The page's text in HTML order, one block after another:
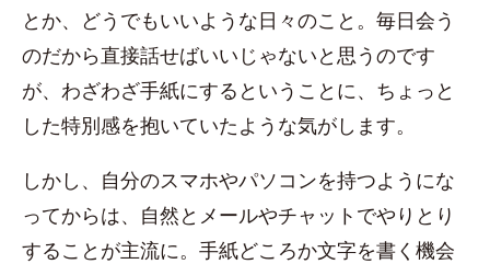
とか、どうでもいいような日々のこと。毎日会う
のだから直接話せばいいじゃないと思うのです
が、わざわざ手紙にするということに、ちょっと
した特別感を抱いていたような気がします。
しかし、自分のスマホやパソコンを持つようにな
ってからは、自然とメールやチャットでやりとり
することが主流に。手紙どころか文字を書く機会